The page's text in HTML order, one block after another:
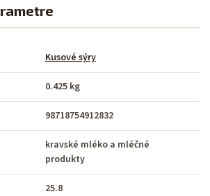
Kusové sýry
0.425 kg
98718754912832
kravské mléko a mléčné
produkty
25.8